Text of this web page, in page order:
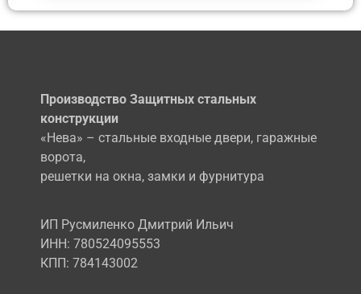
Производство Защитных стальных
конструкции
«Нева» – стальные входные двери, гаражные
ворота,
решетки на окна, замки и фурнитура
ИП Русмиленко Дмитрий Ильич
ИНН: 780524095553
КПП: 784143002